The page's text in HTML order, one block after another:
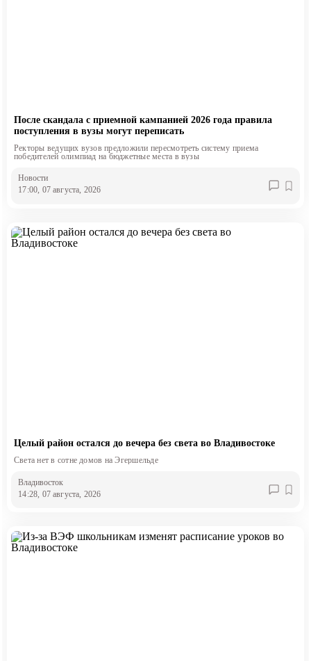
После скандала с приемной кампанией 2026 года правила
поступления в вузы могут переписать
Ректоры ведущих вузов предложили пересмотреть систему приема
победителей олимпиад на бюджетные места в вузы
Новости
17:00, 07 августа, 2026
Целый район остался до вечера без света во Владивостоке
Света нет в сотне домов на Эгершельде
Владивосток
14:28, 07 августа, 2026